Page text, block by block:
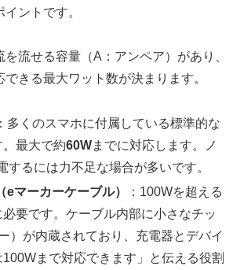
ントです。
流せる容量（A：アンペア）があり、
きる最大ワット数が決まります。
多くのスマホに付属している標準的な
最大で約60Wまでに対応します。ノ
するには力不足な場合が多いです。
eマーカーケーブル）
：100Wを超える
要です。ケーブル内部に小さなチッ
）が内蔵されており、充電器とデバイ
まで対応できます」と伝える役割